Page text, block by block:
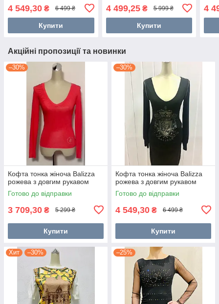
4 549,30 ₴ 6 499 ₴
Купити
4 499,25₴ 5 999 ₴
Купити
4
Акційні пропозиції та новинки
–30%
Кофта тонка жіноча Balizza
рожева з довгим рукавом
Готово до відправки
3 709,30 ₴ 5 299 ₴
Купити
–30%
Кофта тонка жіноча Balizza
рожева з довгим рукавом
Готово до відправки
4 549,30 ₴ 6 499 ₴
Купити
Хит –30% –25%